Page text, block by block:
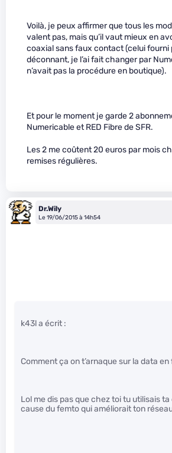
Voilà, je peux affirmer que tous les
valent pas, mais qu’il vaut mieux en
coaxial sans faux contact (celui fourni
déconnant, je l’ai fait changer par
n’avait pas la procédure en boutique).
Et pour le moment je garde 2
Numericable et RED Fibre de SFR.
Les 2 me coûtent 20 euros par mois
remises régulières.
Dr.Wily
Le 19/06/2015 à 14h54
k43l a écrit :
Comment ça on t’arnaque sur la data en
Lol me dis pas que chez toi tu utilisais
cause du femto qui améliorait ton